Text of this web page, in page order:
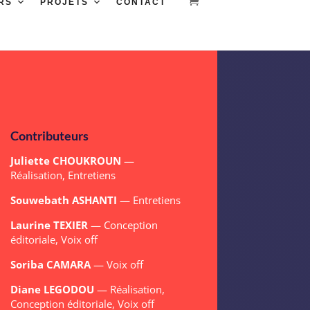
PROJETS CONTACT
Contributeurs
Juliette CHOUKROUN —
Réalisation, Entretiens
Souwebath ASHANTI — Entretiens
Laurine TEXIER — Conception
éditoriale, Voix off
Soriba CAMARA — Voix off
Diane LEGODOU — Réalisation,
Conception éditoriale, Voix off